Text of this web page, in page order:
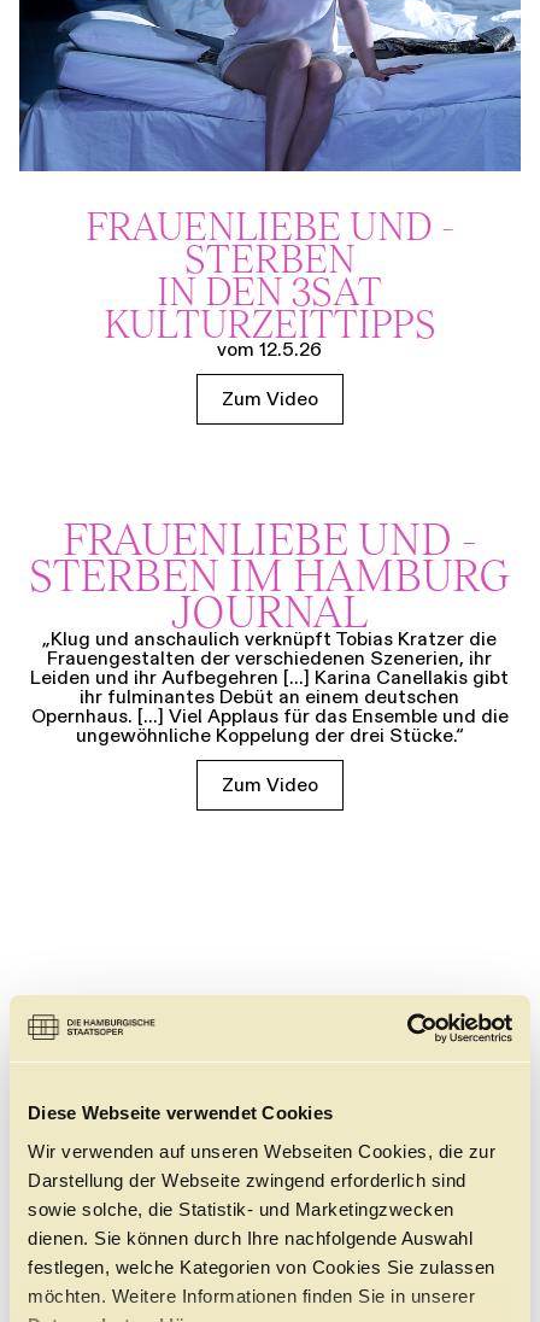
Diese Webseite verwendet Cookies
Wir verwenden auf unseren Webseiten Cookies, die zur
Darstellung der Webseite zwingend erforderlich sind
sowie solche, die Statistik- und Marketingzwecken
dienen. Sie können durch Ihre nachfolgende Auswahl
festlegen, welche Kategorien von Cookies Sie zulassen
möchten. Weitere Informationen finden Sie in unserer
FRAUENLIEBE UND -
STERBEN
IN DEN 3SAT
KULTURZEITTIPPS
vom 12.5.26
Zum Video
FRAUENLIEBE UND -
STERBEN IM HAMBURG
JOURNAL
„Klug und anschaulich verknüpft Tobias Kratzer die
Frauengestalten der verschiedenen Szenerien, ihr
Leiden und ihr Aufbegehren [...] Karina Canellakis gibt
ihr fulminantes Debüt an einem deutschen
Opernhaus. [...] Viel Applaus für das Ensemble und die
ungewöhnliche Koppelung der drei Stücke.“
Zum Video